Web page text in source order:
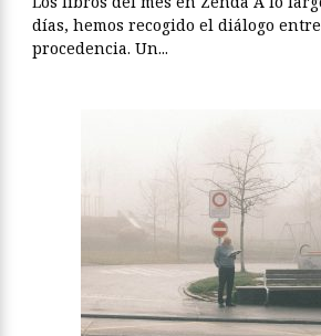
días, hemos recogido el diálogo
procedencia. Un...